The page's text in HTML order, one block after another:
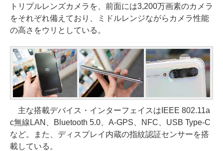
トリプルレンズカメラを、前面には3,200万画素のカメラ
をそれぞれ備えており、ミドルレンジながらカメラ性能
の高さをウリとしている。
主な搭載デバイス・インターフェイスはIEEE 802.11a
c無線LAN、Bluetooth 5.0、A-GPS、NFC、USB Type-C
など。また、ディスプレイ内蔵の指紋認証センサーを搭
載している。